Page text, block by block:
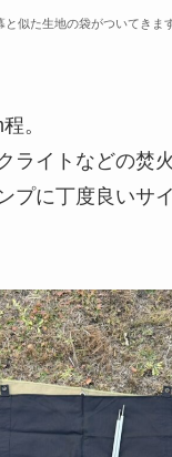
と似た生地の袋がついてきま
。
ライトなどの焚
プに丁度良いサ